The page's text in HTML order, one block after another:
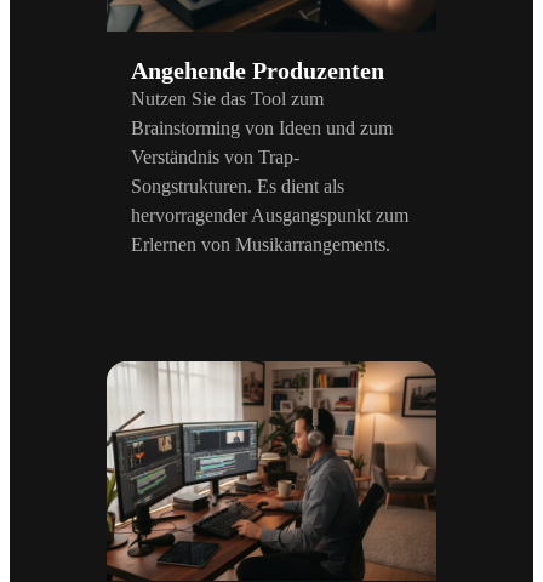
Angehende Produzenten
Nutzen Sie das Tool zum
Brainstorming von Ideen und zum
Verständnis von Trap-
Songstrukturen. Es dient als
hervorragender Ausgangspunkt zum
Erlernen von Musikarrangements.